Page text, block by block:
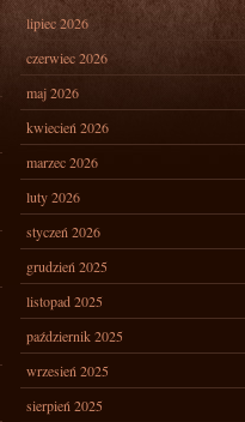
lipiec 2026
czerwiec 2026
maj 2026
kwiecień 2026
marzec 2026
luty 2026
styczeń 2026
grudzień 2025
listopad 2025
październik 2025
wrzesień 2025
sierpień 2025